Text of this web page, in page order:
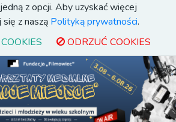
z opcji. Aby uzyskać więcej
się z naszą Polityką prywatności.
ODRZUĆ COOKIES
Next